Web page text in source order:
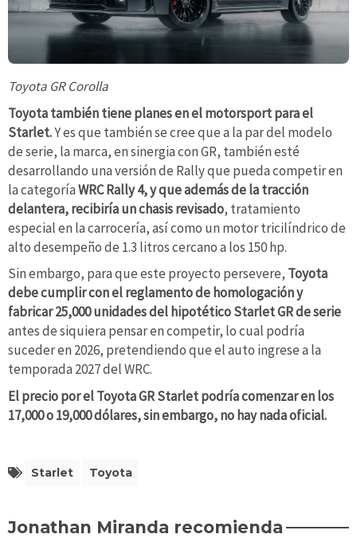
Toyota GR Corolla
Toyota también tiene planes en el motorsport para el
Starlet.Y es que también se cree que a la par del modelo
de serie, la marca, en sinergia con GR, también esté
desarrollando una versión de Rally que pueda competir en
la categoríaWRC Rally 4, y que además de la tracción
delantera, recibiría un chasis revisado, tratamiento
especial en la carrocería, así como un motor tricilíndrico de
alto desempeño de 1.3 litros cercano a los 150 hp.
Sin embargo, para que este proyecto persevere, Toyota
debe cumplir con el reglamento de homologación y
fabricar 25,000 unidades del hipotético Starlet GR de serie
antes de siquiera pensar en competir, lo cual podría
suceder en 2026, pretendiendo que el auto ingrese a la
temporada 2027 del WRC.
El precio por el Toyota GR Starlet podría comenzar en los
17,000 o 19,000 dólares, sin embargo, no hay nada oficial.
Starlet Toyota
Jonathan Miranda recomienda